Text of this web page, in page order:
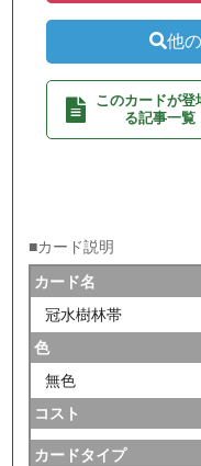
他
このカードが登
る記事一覧
■カード説明
カード名
冠水樹林帯
色
無色
コスト
カードタイプ